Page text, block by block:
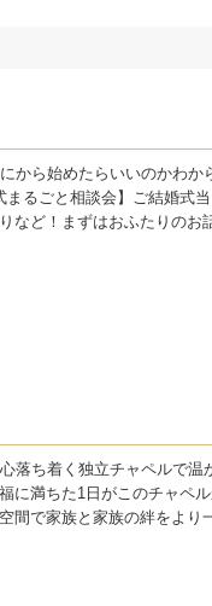
から始めたらいいのかわか
まるごと相談会】ご結婚式
など！まずはおふたりのお
落ち着く独立チャペルで温
に満ちた1日がこのチャペル
間で家族と家族の絆をより